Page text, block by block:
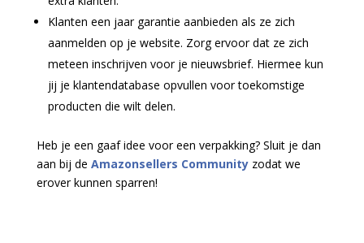
Klanten een jaar garantie aanbieden als ze zich
aanmelden op je website. Zorg ervoor dat ze zich
meteen inschrijven voor je nieuwsbrief. Hiermee kun
jij je klantendatabase opvullen voor toekomstige
producten die wilt delen.
Heb je een gaaf idee voor een verpakking? Sluit je dan
aan bij de Amazonsellers Communityzodat we
erover kunnen sparren!